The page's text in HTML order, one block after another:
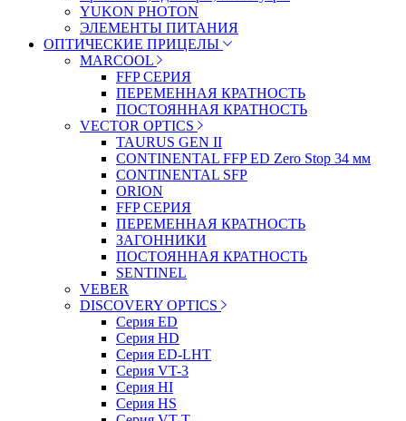
YUKON PHOTON
ЭЛЕМЕНТЫ ПИТАНИЯ
ОПТИЧЕСКИЕ ПРИЦЕЛЫ
MARCOOL
FFP СЕРИЯ
ПЕРЕМЕННАЯ КРАТНОСТЬ
ПОСТОЯННАЯ КРАТНОСТЬ
VECTOR OPTICS
TAURUS GEN II
CONTINENTAL FFP ED Zero Stop 34 мм
CONTINENTAL SFP
ORION
FFP СЕРИЯ
ПЕРЕМЕННАЯ КРАТНОСТЬ
ЗАГОННИКИ
ПОСТОЯННАЯ КРАТНОСТЬ
SENTINEL
VEBER
DISCOVERY OPTICS
Серия ED
Серия HD
Серия ED-LHT
Серия VT-3
Серия HI
Серия HS